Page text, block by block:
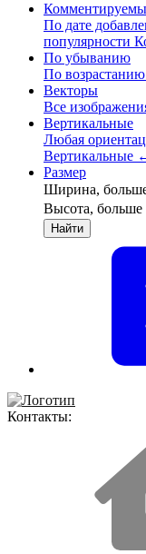
По дате
популярности
По убыванию
По возрастанию
Векторы
Все
Вертикальные
Любая
Вертикальные
Размер
Ширина,
Высота, больше
Найти
Контакты: